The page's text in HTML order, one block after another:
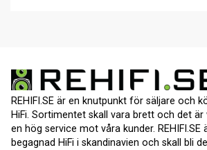
REHIFI.SE är en knutpunkt för säljare och
HiFi. Sortimentet skall vara brett och det
en hög service mot våra kunder. REHIFI.SE
begagnad HiFi i skandinavien och skall bli